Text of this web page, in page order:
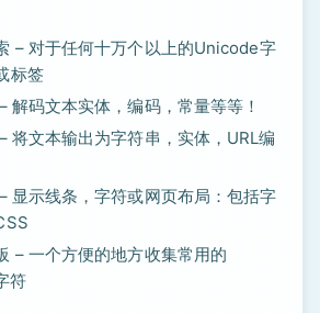
– 对于任何十万个以上的Unicode字
标签
解码文本实体，编码，常量等等！
将文本输出为字符串，实体，URL编
显示线条，字符或网页布局：包括字
– 一个方便的地方收集常用的
符